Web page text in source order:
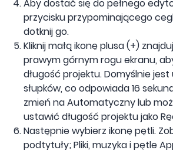
Aby dostać się do pełnego
przycisku przypominającego
dotknij go.
Kliknij małą ikonę plusa (+)
prawym górnym rogu ekranu,
długość projektu. Domyślnie
słupków, co odpowiada 16
zmień na Automatyczny lub
ustawić długość projektu jako
Następnie wybierz ikonę pętli.
podtytuły; Pliki, muzyka i pętle